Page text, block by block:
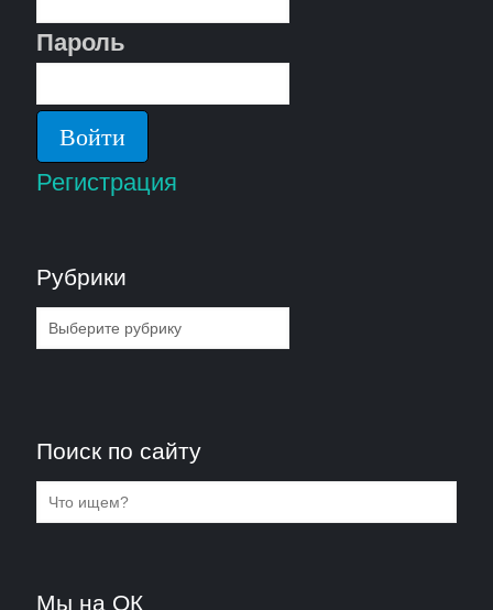
Пароль
Регистрация
Рубрики
Рубрики
Поиск по сайту
Мы на ОК